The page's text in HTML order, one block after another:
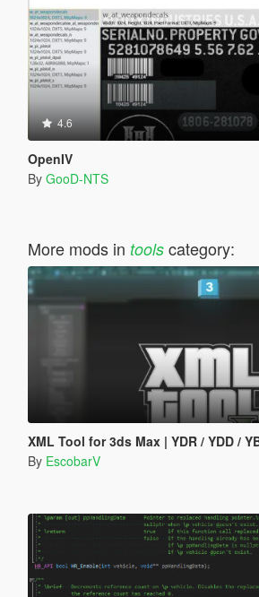
4.6
OpenIV
By GooD-NTS
More mods in toolscategory:
XML Tool for 3ds Max | YDR / YDD / YBN / YFT
By EscobarV